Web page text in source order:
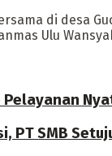
di desa
Ulu
Pelayanan
PT SMB